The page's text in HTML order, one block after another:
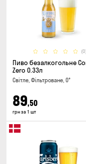
Пиво безалкогольне
Zero 0.33л
Світле, Фільтроване, 0°
89,50
грн за 1 шт